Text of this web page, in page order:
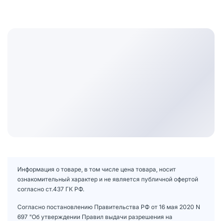
Информация о товаре, в том числе цена товара, носит
ознакомительный характер и не является публичной офертой
согласно ст.437 ГК РФ.
Согласно постановлению Правительства РФ от 16 мая 2020 N
697 "Об утверждении Правил выдачи разрешения на